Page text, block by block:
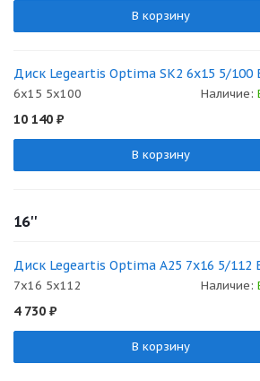
В корзину
Диск Legeartis Optima SK2 6x15 5/100
6x15 5x100 Наличие:
10 140 ₽
В корзину
16''
Диск Legeartis Optima A25 7x16 5/112
7x16 5x112 Наличие:
4 730 ₽
В корзину